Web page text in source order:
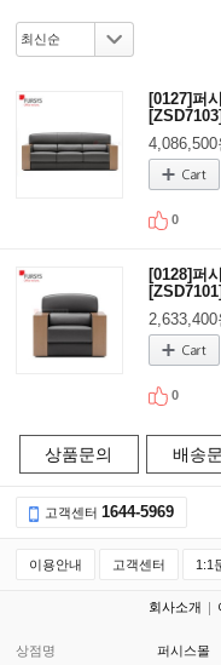
[0127]퍼
[ZSD7103]
4,086,500
0
[0128]퍼
[ZSD7101]
2,633,400
0
상품문의 배송
고객센터 1644-5969
이용안내 고객센터 1:1
회사소개
상점명
퍼시스몰